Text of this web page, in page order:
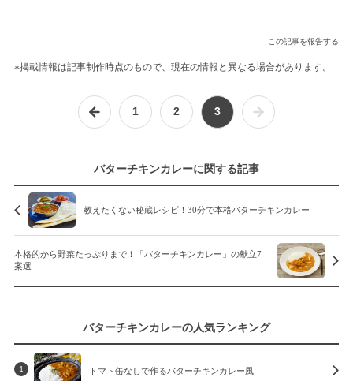
この記事を報告する
※掲載情報は記事制作時点のもので、現在の情報と異なる場合があります。
1 2 3
バターチキンカレーに関する記事
教えたくない秘蔵レシピ！30分で本格バターチキンカレー
本格的から野菜たっぷりまで！「バターチキンカレー」の献立7
案選
バターチキンカレーの人気ランキング
1 トマト缶なしで作るバターチキンカレー風